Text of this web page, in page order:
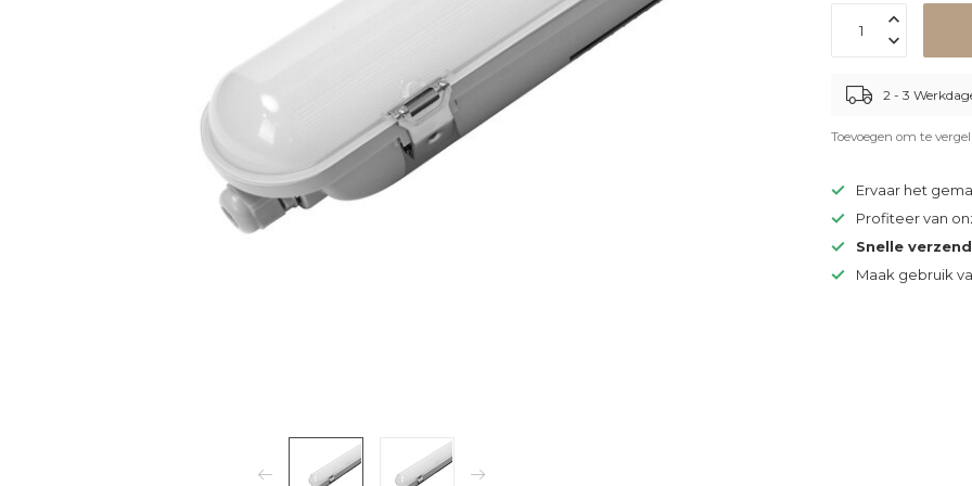
2 - 3
Toevoegen om te
Ervaar het
Profiteer van
Snelle
Maak gebruik